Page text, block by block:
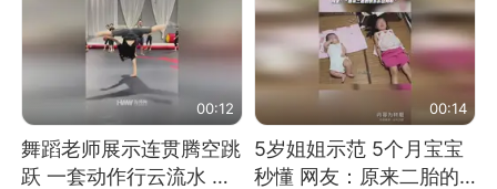
00:12
舞蹈老师展示连贯腾空跳
跃 一套动作行云流水 节
00:14
5岁姐姐示范 5个月宝宝
秒懂 网友：原来二胎的